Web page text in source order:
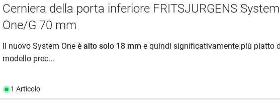
Cerniera della porta inferiore FRITSJURGENS System
One/G 70 mm
Il nuovo System One èalto solo 18 mm e quindi significativamente più piatto
modello prec...
1 Articolo